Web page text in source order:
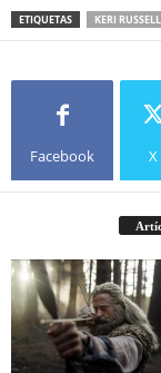
ETIQUETAS KERI RUSSELL
Facebook X